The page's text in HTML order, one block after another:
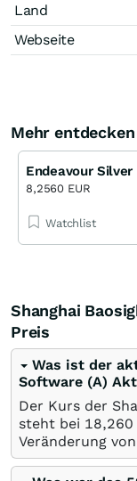
Land
Webseite
Mehr entdecken
Endeavour Silver
8,2560 EUR
Watchlist
Shanghai
Preis
Was ist der
Software (A)
Der Kurs der
steht bei 18,260
Veränderung von